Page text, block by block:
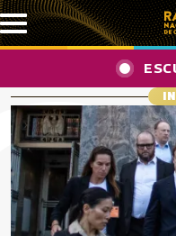
Pasar al contenido principal